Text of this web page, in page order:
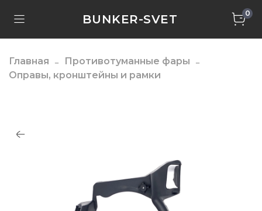
BUNKER-SVET 0
Главная
Противотуманные фары
Оправы, кронштейны и рамки